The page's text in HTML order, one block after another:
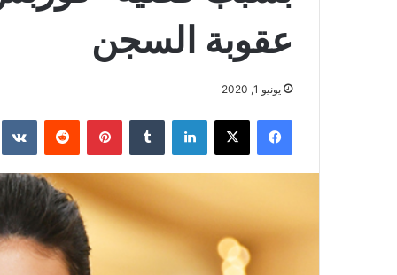
عقوبة السجن
يونيو 1, 2020
فيسبوك ‫X لينكدإن بينتيريست